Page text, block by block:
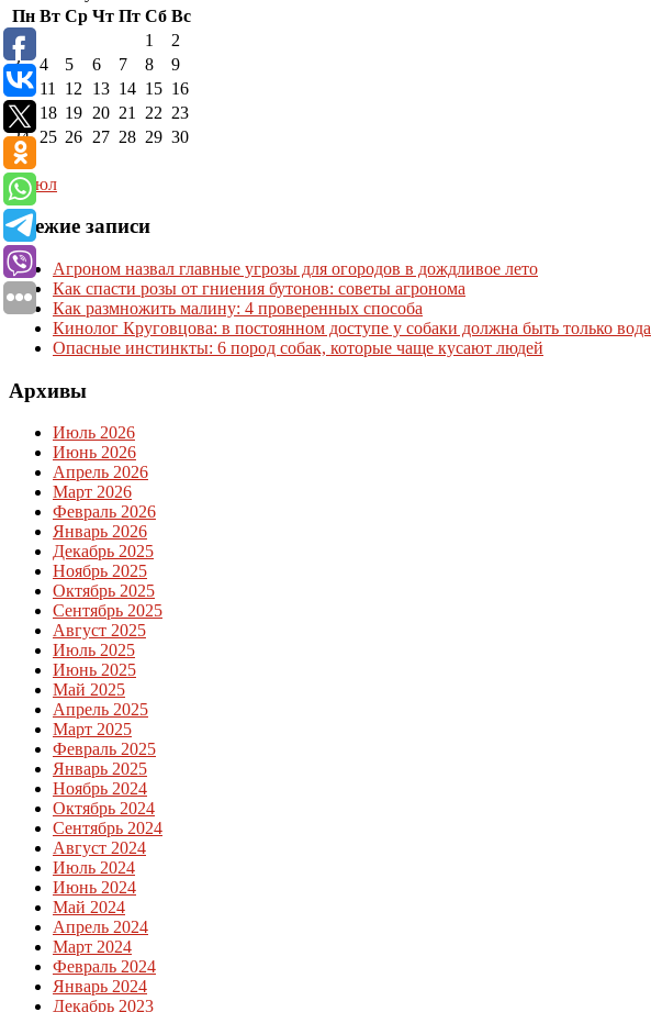
Пн Вт Ср Чт Пт Сб Вс
1
2
3
4 5 6 7 8
9
10 11 12 13 14 15 16
17 18 19 20 21 22 23
24 25 26 27 28 29 30
31
« Июл
Свежие записи
Агроном назвал главные угрозы для огородов в дождливое лето
Как спасти розы от гниения бутонов: советы агронома
Как размножить малину: 4 проверенных способа
Кинолог Круговцова: в постоянном доступе у собаки должна быть только вода
Опасные инстинкты: 6 пород собак, которые чаще кусают людей
Архивы
Июль 2026
Июнь 2026
Апрель 2026
Март 2026
Февраль 2026
Январь 2026
Декабрь 2025
Ноябрь 2025
Октябрь 2025
Сентябрь 2025
Август 2025
Июль 2025
Июнь 2025
Май 2025
Апрель 2025
Март 2025
Февраль 2025
Январь 2025
Ноябрь 2024
Октябрь 2024
Сентябрь 2024
Август 2024
Июль 2024
Июнь 2024
Май 2024
Апрель 2024
Март 2024
Февраль 2024
Январь 2024
Декабрь 2023